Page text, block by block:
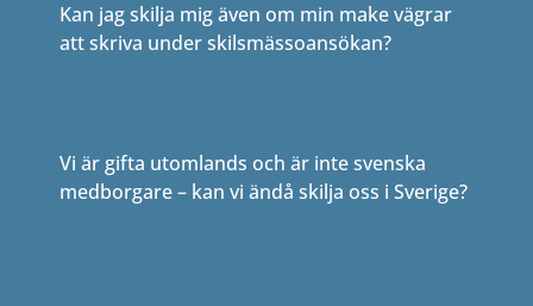
Kan jag skilja mig även om min make vägrar
att skriva under skilsmässoansökan?
Vi är gifta utomlands och är inte svenska
medborgare – kan vi ändå skilja oss i Sverige?